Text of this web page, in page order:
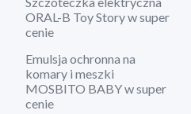
ORAL-B Toy Story w super
cenie
Emulsja ochronna na
komary i meszki
MOSBITO BABY w super
cenie